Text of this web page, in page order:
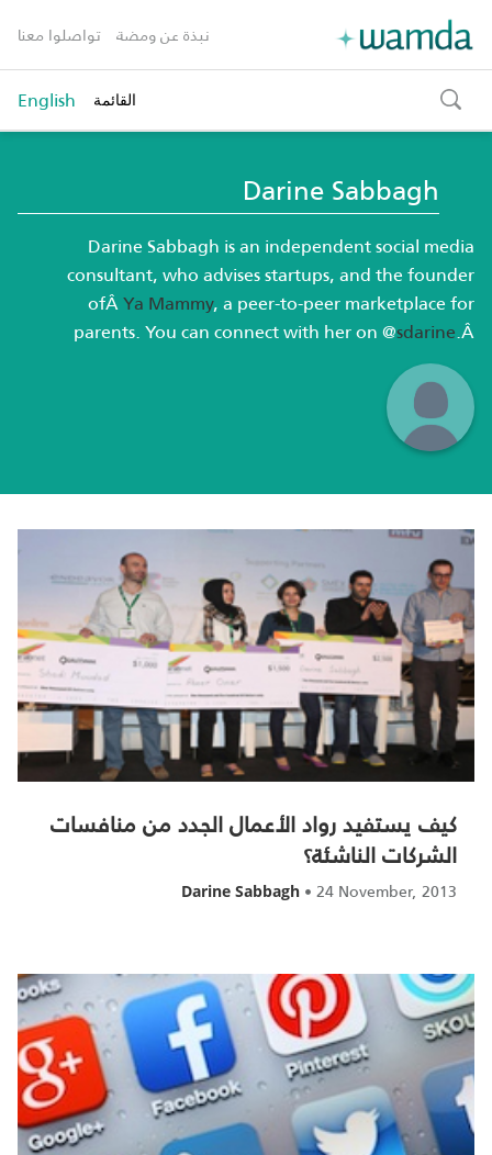
نبذة عن ومضة تواصلوا معنا
toggle
search
القائمة English
Darine Sabbagh
Darine Sabbagh is an independent social media
consultant, who advises startups, and the founder
ofÂYa Mammy, a peer-to-peer marketplace for
parents. You can connect with her on @sdarine.Â
كيف يستفيد رواد الأعمال الجدد من منافسات
الشركات الناشئة؟
Darine Sabbagh •24 November, 2013